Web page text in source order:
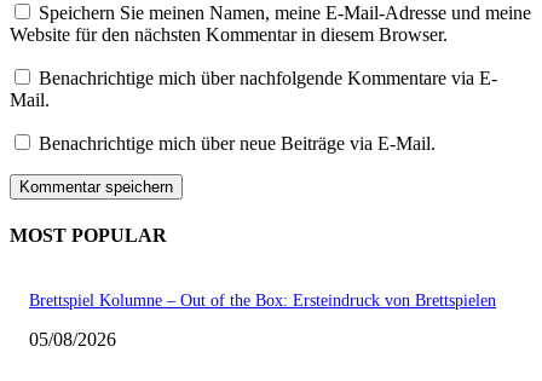
Speichern Sie meinen Namen, meine E-Mail-Adresse und meine
Website für den nächsten Kommentar in diesem Browser.
Benachrichtige mich über nachfolgende Kommentare via E-
Mail.
Benachrichtige mich über neue Beiträge via E-Mail.
MOST POPULAR
Brettspiel Kolumne – Out of the Box: Ersteindruck von Brettspielen
05/08/2026